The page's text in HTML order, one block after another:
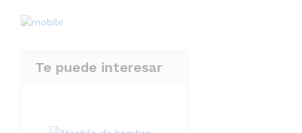
Te puede interesar